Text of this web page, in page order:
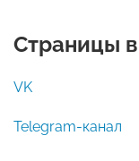
Страницы
VK
Telegram-канал